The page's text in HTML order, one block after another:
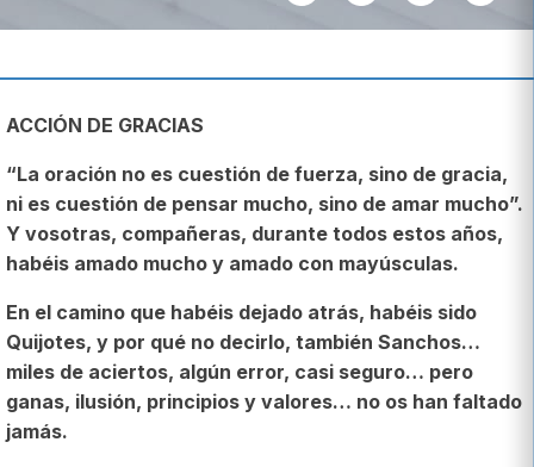
ACCIÓN DE GRACIAS
“La oración no es cuestión de fuerza, sino de gracia,
ni es cuestión de pensar mucho, sino de amar mucho”.
Y vosotras, compañeras, durante todos estos años,
habéis amado mucho y amado con mayúsculas.
En el camino que habéis dejado atrás, habéis sido
Quijotes, y por qué no decirlo, también Sanchos…
miles de aciertos, algún error, casi seguro… pero
ganas, ilusión, principios y valores… no os han faltado
jamás.